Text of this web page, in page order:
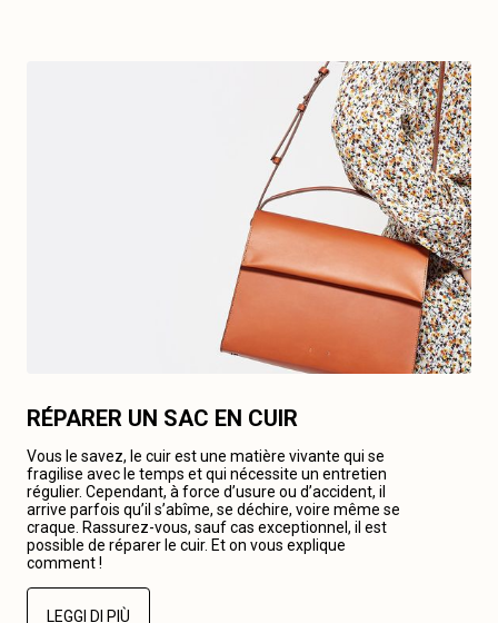
RÉPARER UN SAC EN CUIR
Vous le savez, le cuir est une matière vivante qui se
fragilise avec le temps et qui nécessite un entretien
régulier. Cependant, à force d’usure ou d’accident, il
arrive parfois qu’il s’abîme, se déchire, voire même se
craque. Rassurez-vous, sauf cas exceptionnel, il est
possible de réparer le cuir. Et on vous explique
comment !
LEGGI DI PIÙ